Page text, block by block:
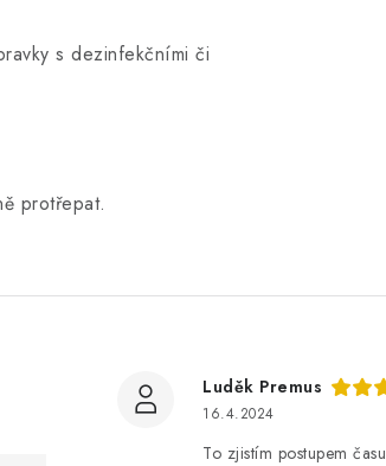
s dezinfekčními či
protřepat.
Luděk Premus
16.4.2024
To zjistím postupem času